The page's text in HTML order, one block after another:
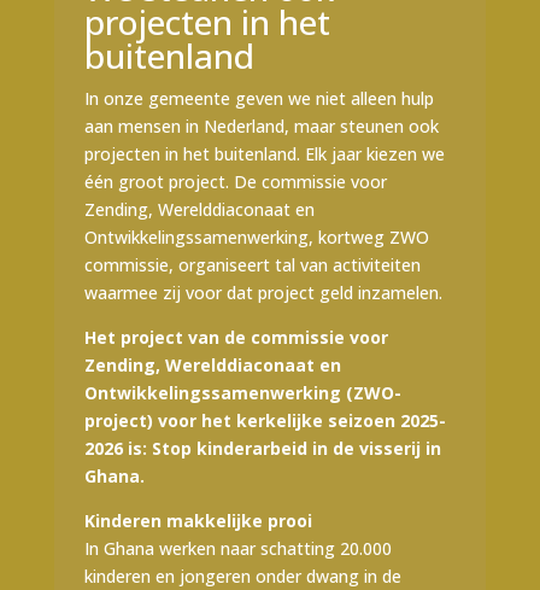
projecten in het
buitenland
In onze gemeente geven we niet alleen hulp
aan mensen in Nederland, maar steunen ook
projecten in het buitenland. Elk jaar kiezen we
één groot project. De commissie voor
Zending, Werelddiaconaat en
Ontwikkelingssamenwerking, kortweg ZWO
commissie, organiseert tal van activiteiten
waarmee zij voor dat project geld inzamelen.
Het project van de commissie voor
Zending, Werelddiaconaat en
Ontwikkelingssamenwerking (ZWO-
project) voor het kerkelijke seizoen 2025-
2026 is: Stop kinderarbeid in de visserij in
Ghana.
Kinderen makkelijke prooi
In Ghana werken naar schatting 20.000
kinderen en jongeren onder dwang in de